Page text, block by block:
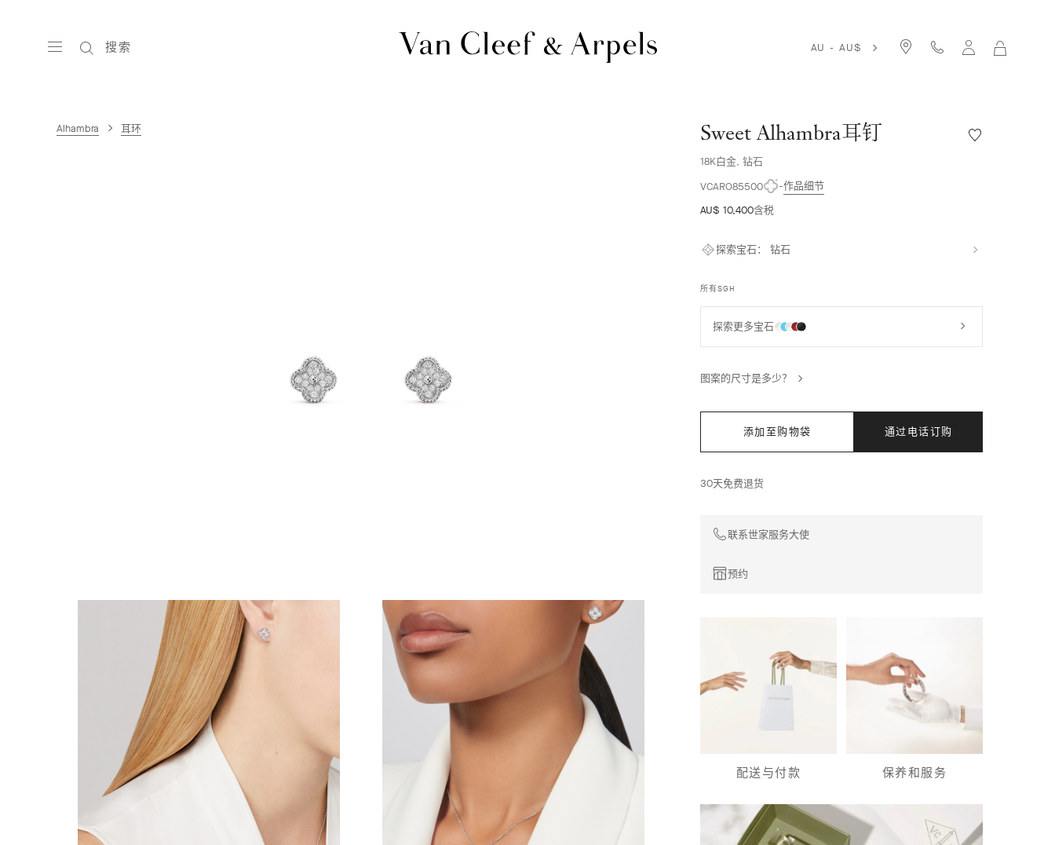
搜索
AU - AU$
Alhambra 耳环 Sweet Alhambra耳钉
18K白金, 钻石
愿
钉
VCARO85500
作品细节
AU$ 10,400含税
探索宝石： 钻石
所有SGH
探索更多宝石
图案的尺寸是多少？
添加至购物袋 通过电话订购
30天免费退货
联系世家服务大使
预约
配送与付款 保养和服务